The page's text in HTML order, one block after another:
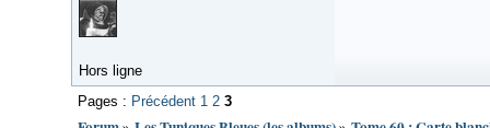
Hors ligne
Pages : Précédent 1 2 3